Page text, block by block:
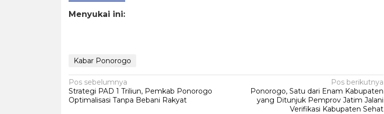
Menyukai ini:
Kabar Ponorogo
Navigasi
pos
Pos sebelumnya
Strategi PAD 1 Triliun, Pemkab Ponorogo
Optimalisasi Tanpa Bebani Rakyat
Pos berikutnya
Ponorogo, Satu dari Enam Kabupaten
yang Ditunjuk Pemprov Jatim Jalani
Verifikasi Kabupaten Sehat